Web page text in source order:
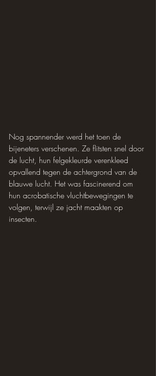
Nog spannender werd het toen de
bijeneters verschenen. Ze flitsten snel door
de lucht, hun felgekleurde verenkleed
opvallend tegen de achtergrond van de
blauwe lucht. Het was fascinerend om
hun acrobatische vluchtbewegingen te
volgen, terwijl ze jacht maakten op
insecten.